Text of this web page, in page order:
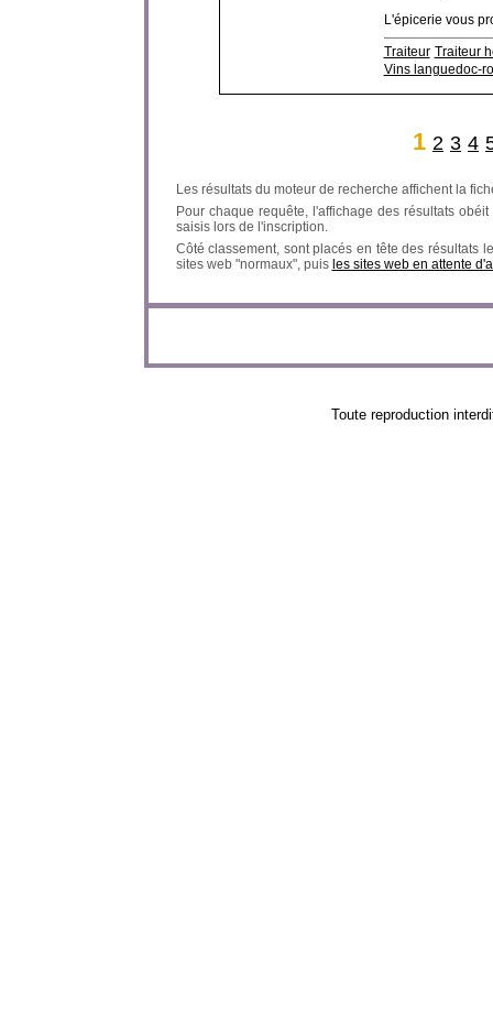
L'épicerie vous
Traiteur Traiteur
Vins languedoc-
1 2 3 4
Les résultats du moteur de recherche affichent la
Pour chaque requête, l'affichage des résultats
saisis lors de l'inscription.
Côté classement, sont placés en tête des résultats
sites web "normaux", puis les sites web en attente
Toute reproduction